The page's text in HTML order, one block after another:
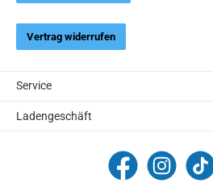
Vertrag widerrufen
Service
Ladengeschäft
FUNtainment Munich
funtainment_muc